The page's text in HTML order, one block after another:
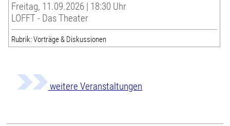
Freitag, 11.09.2026 | 18:30 Uhr
LOFFT - Das Theater
Rubrik: Vorträge & Diskussionen
weitere Veranstaltungen